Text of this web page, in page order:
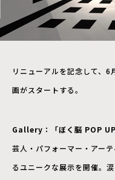
リニューアルを記念して、6
画がスタートする。
Gallery：「ぼく脳 POP UP
芸人・パフォーマー・アー
るユニークな展示を開催。